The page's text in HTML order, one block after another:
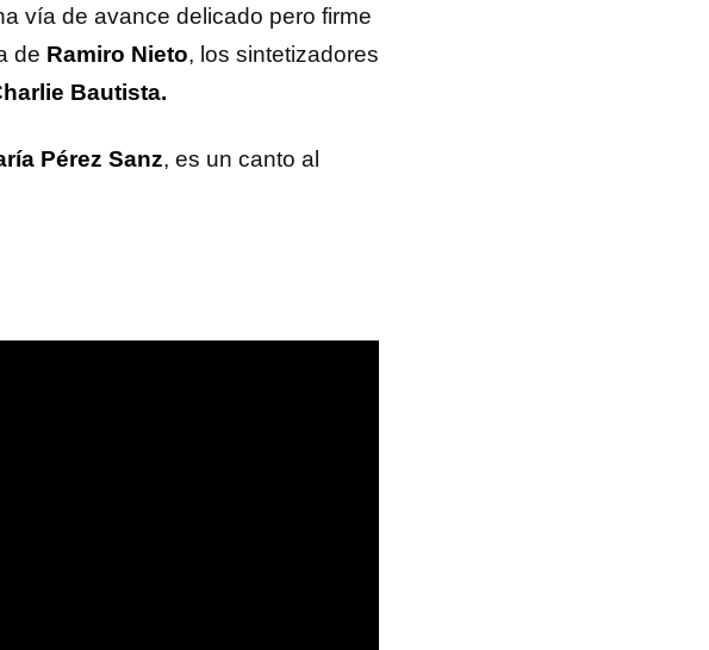
vía de avance delicado pero firme
de Ramiro Nieto, los sintetizadores
Bautista.
Pérez Sanz, es un canto al